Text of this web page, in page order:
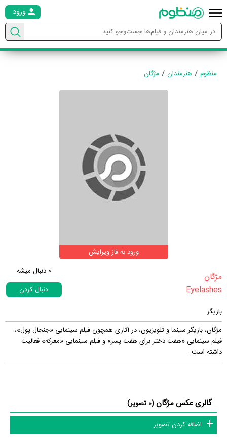
ورود
منظوم هنرمندان مژگان
ورود به فاز ویرایش
‏مژگان‏
Eyelashes
0 دنبال میشه
دنبال کردن
بازیگر
مژگان، بازیگر سینما و تلویزیون، در آثاری همچون فیلم سینمایی «جنجال پول»،
فیلم سینمایی «هفت دختر برای هفت پسر» و فیلم سینمایی «معرکه» فعالیت
داشته است.
گالری عکس مژگان(0 تصویر)
اضافه کردن تصویر